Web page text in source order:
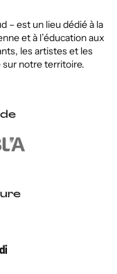
– est un lieu dédié à la
et à l’éducation aux
les artistes et les
sur notre territoire.